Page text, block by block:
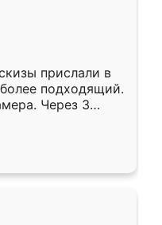
прислали в
подходящий.
Через 3
Остались
Ренессанс